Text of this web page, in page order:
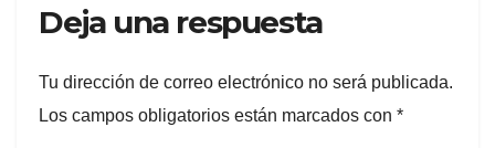
Deja una respuesta
Tu dirección de correo electrónico no será publicada.
Los campos obligatorios están marcados con *